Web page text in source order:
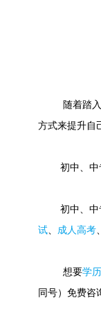
随着踏入社
方式来提升自
初中、中专
初中、中专
试、 成人高考、
想要学
同号）免费咨